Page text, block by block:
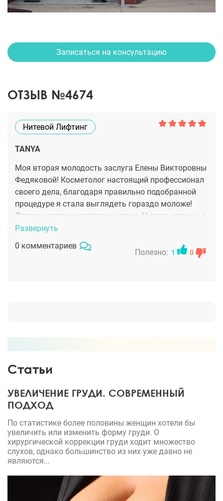
Записаться на консультацию
ОТЗЫВ №4674
Нитевой Лифтинг
TANYA
Моя вторая молодость заслуга Елены Викторовны
Федяковой! Косметолог настоящий профессионал
своего дела, благодаря правильно подобранной
процедуре я стала выглядеть гораздо моложе!
Делали нитевую подтяжку аптос. Читала отзывы о
данной методике в интернете и искренне не
понимаю недовольных клиентов, скорее всего им
не повезло с врачом. Процедура благодаря
Развернуть
0 комментариев
Полезно: 1 0
Статьи
УВЕЛИЧЕНИЕ ГРУДИ. СОВРЕМЕННЫЙ
ПОДХОД
По статистике более половины женщин хотели бы
увеличить или изменить форму груди. О
хирургической коррекции груди ходит множество
слухов, однако большинство из них уже давно не
являются...